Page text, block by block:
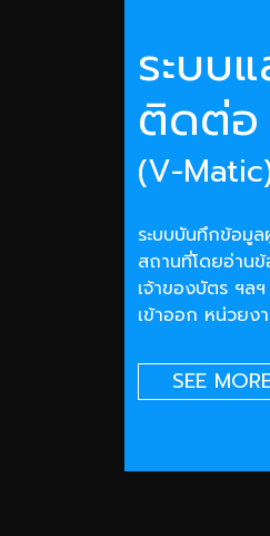
ระบบ
ติดต่อ
(V-
ระบบบันทึกข้อมู
สถานที่โดยอ่าน
เจ้าของบัตร ฯล
เข้าออก หน่วยง
SEE